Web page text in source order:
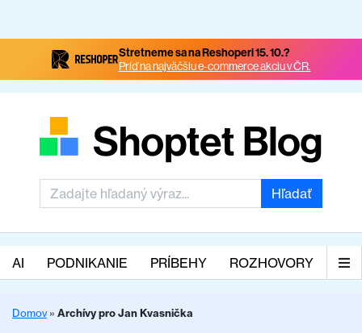
Stretneme sa na Reshoperi 15. 10.?
Príď na najväčšiu e-commerce akciu v ČR.
Hľadať
AI PODNIKANIE PRÍBEHY ROZHOVORY
Domov» Archívy pro Jan Kvasnička